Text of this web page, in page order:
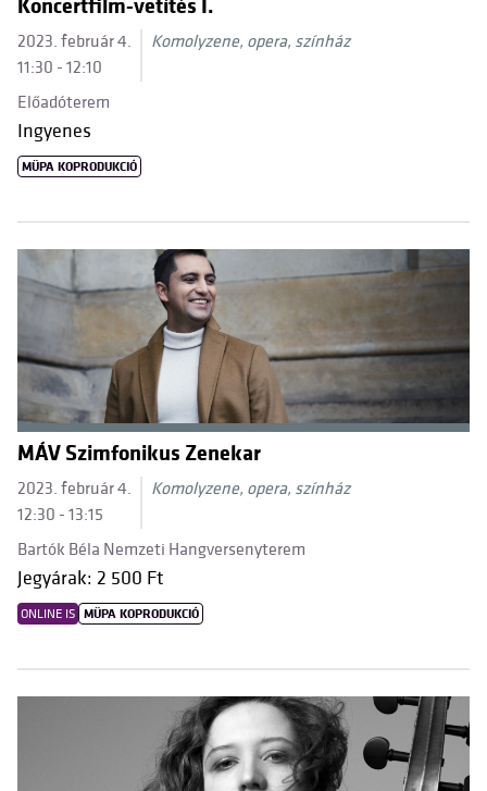
Koncertfilm-vetítés I.
2023. február 4.
11:30 - 12:10
Komolyzene, opera, színház
Előadóterem
Ingyenes
MÜPA KOPRODUKCIÓ
MÁV Szimfonikus Zenekar
2023. február 4.
12:30 - 13:15
Komolyzene, opera, színház
Bartók Béla Nemzeti Hangversenyterem
Jegyárak: 2 500 Ft
ONLINE IS MÜPA KOPRODUKCIÓ